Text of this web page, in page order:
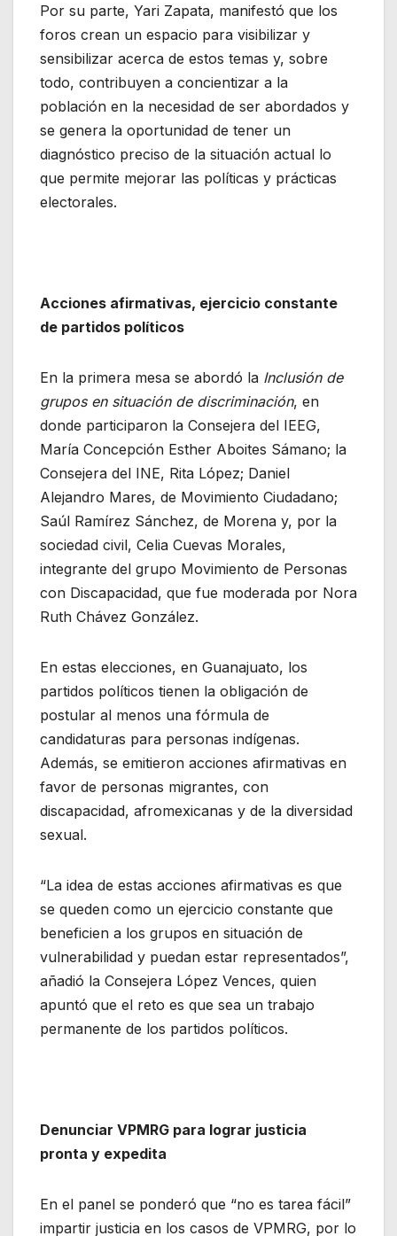
Por su parte, Yari Zapata, manifestó que los
foros crean un espacio para visibilizar y
sensibilizar acerca de estos temas y, sobre
todo, contribuyen a concientizar a la
población en la necesidad de ser abordados y
se genera la oportunidad de tener un
diagnóstico preciso de la situación actual lo
que permite mejorar las políticas y prácticas
electorales.
Acciones afirmativas, ejercicio constante
de partidos políticos
En la primera mesa se abordó la Inclusión de
grupos en situación de discriminación, en
donde participaron la Consejera del IEEG,
María Concepción Esther Aboites Sámano; la
Consejera del INE, Rita López; Daniel
Alejandro Mares, de Movimiento Ciudadano;
Saúl Ramírez Sánchez, de Morena y, por la
sociedad civil, Celia Cuevas Morales,
integrante del grupo Movimiento de Personas
con Discapacidad, que fue moderada por Nora
Ruth Chávez González.
En estas elecciones, en Guanajuato, los
partidos políticos tienen la obligación de
postular al menos una fórmula de
candidaturas para personas indígenas.
Además, se emitieron acciones afirmativas en
favor de personas migrantes, con
discapacidad, afromexicanas y de la diversidad
sexual.
“La idea de estas acciones afirmativas es que
se queden como un ejercicio constante que
beneficien a los grupos en situación de
vulnerabilidad y puedan estar representados”,
añadió la Consejera López Vences, quien
apuntó que el reto es que sea un trabajo
permanente de los partidos políticos.
Denunciar VPMRG para lograr justicia
pronta y expedita
En el panel se ponderó que “no es tarea fácil”
impartir justicia en los casos de VPMRG, por lo